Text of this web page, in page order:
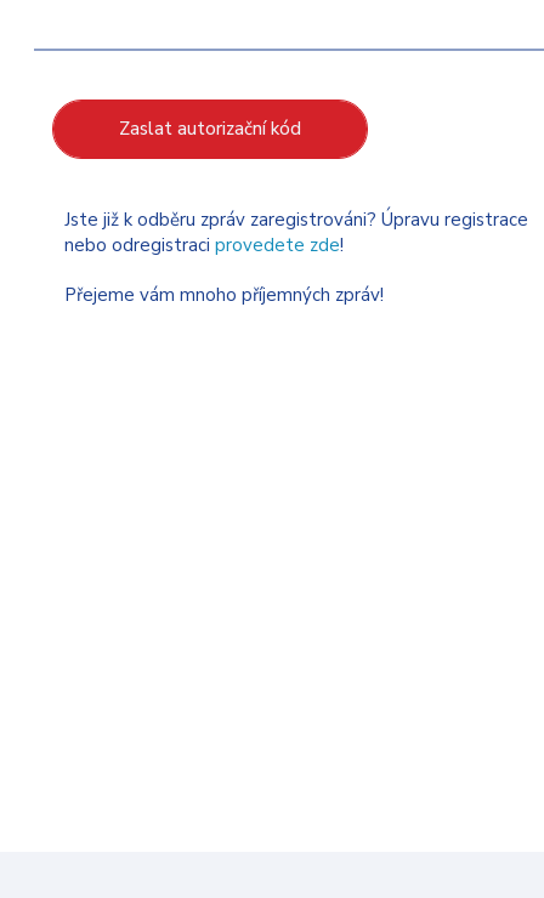
Zaslat autorizační kód
Jste již k odběru zpráv zaregistrováni? Úpravu registrace
nebo odregistraci provedete zde!
Přejeme vám mnoho příjemných zpráv!